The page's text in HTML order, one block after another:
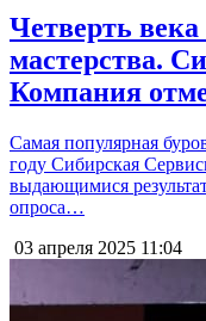
Четверть
мастерства.
Компания
Самая популярная
году Сибирская
выдающимися
опроса…
03 апреля 2025 11:04